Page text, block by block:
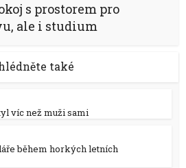
s prostorem pro
ale i studium
také
víc než muži sami
během horkých letních